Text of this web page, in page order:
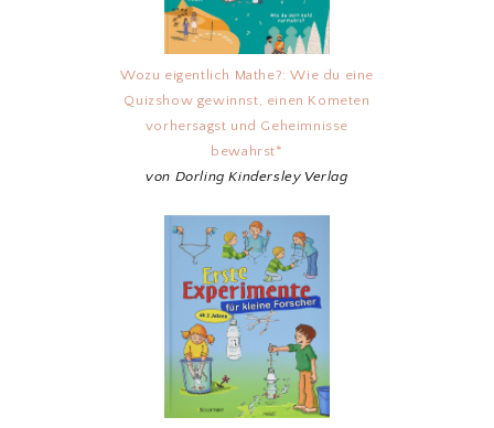
Wozu eigentlich Mathe?: Wie du eine
Quizshow gewinnst, einen Kometen
vorhersagst und Geheimnisse
bewahrst*
von Dorling Kindersley Verlag